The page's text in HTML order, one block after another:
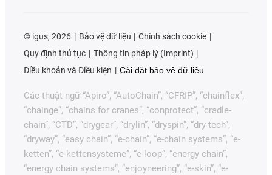
© igus, 2026 Bảo vệ dữ liệu
Chính sách cookie
Quy định thủ tục
Thông tin pháp lý (Imprint)
Điều khoản và Điều kiện
Cài đặt bảo vệ dữ liệu
Các thuật ngữ “Apiro”, “AutoChain”, “CFRIP”, “chainflex”,
“chainge”, “chains for cranes”, “conprotect”, “cradle-
chain”, “CTD”, “drygear”, “drylin”, “dryspin”, “dry-tech”,
“dryway”, “easy chain”, “e-chain”, “e-chain systems”, “e-
ketten”, “e-kettensysteme”, “e-loop”, “energy chain”,
“energy chain systems”, “enjoyneering”, “e-skin”, “e-